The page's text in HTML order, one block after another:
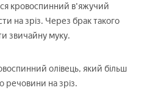
кровоспинний в'яжучий
на зріз. Через брак такого
звичайну муку.
олівець, який більш
речовини на зріз.